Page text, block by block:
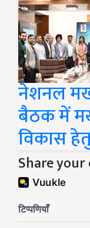
नेशनल
बैठक में
विकास
Share